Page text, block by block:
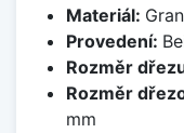
Materiál:
Provedení:
Rozměr
Rozměr
mm